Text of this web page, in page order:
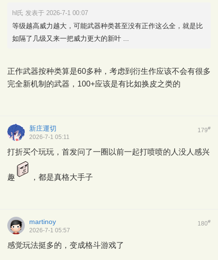
hl氏 发表于 2026-7-1 00:07
等级越高威力越大，可能武器种类甚至没有正作这么全，就是比
如隔了几级又来一把威力更大的新叶 ...
正作武器按种类算是60多种，考虑到衍生作应该不会有很多
完全新机制的武器，100+应该是有比如换皮之类的
179#
新庄運切
2026-7-1 05:11
打折买个玩玩，首发问了一圈以前一起打喷喷的人没人感兴
趣 ，都是真格大手子
180#
martinoy
2026-7-1 05:57
感觉玩法挺多的，变成格斗游戏了